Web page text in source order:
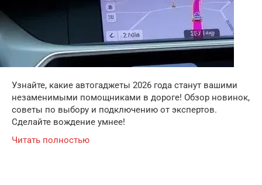
Узнайте, какие автогаджеты 2026 года станут вашими
незаменимыми помощниками в дороге! Обзор новинок,
советы по выбору и подключению от экспертов.
Сделайте вождение умнее!
Читать полностью